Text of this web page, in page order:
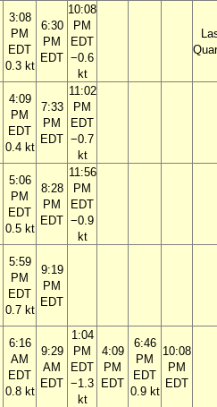
3:08
PM
EDT
0.3 kt
6:30
PM
EDT
10:08
PM
EDT
−0.6
kt
4:09
PM
EDT
0.4 kt
7:33
PM
EDT
11:02
PM
EDT
−0.7
kt
5:06
PM
EDT
0.5 kt
8:28
PM
EDT
11:56
PM
EDT
−0.9
kt
5:59
PM
EDT
0.7 kt
9:19
PM
EDT
6:16
AM
EDT
0.8 kt
9:29
AM
EDT
1:04
PM
EDT
−1.3
kt
4:09
PM
EDT
6:46
PM
EDT
0.9 kt
10:08
PM
EDT